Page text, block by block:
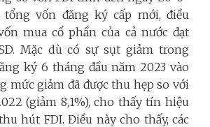
tổng vốn đăng ký cấp mới, điều
mua cổ phần của cả nước đạt
Mặc dù có sự sụt giảm trong
ký 6 tháng đầu năm 2023 vào
mức giảm đã được thu hẹp so với
(giảm 8,1%), cho thấy tín hiệu
hút FDI. Điều này cho thấy, các